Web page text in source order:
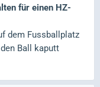
für einen HZ-
dem Fussballplatz
Ball kaputt